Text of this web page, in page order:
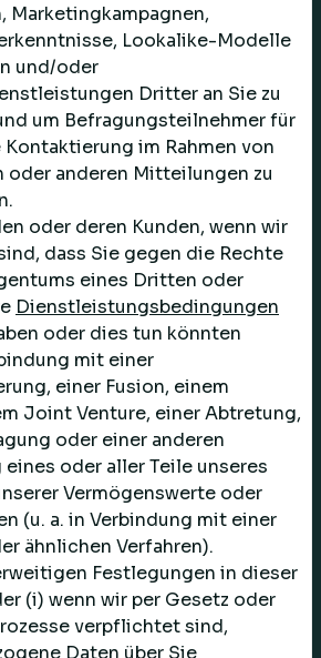
Marketingkampagnen,
Lookalike-Modelle
und/oder
Dritter an Sie zu
um Befragungsteilnehmer für
im Rahmen von
oder anderen Mitteilungen zu
oder deren Kunden, wenn wir
dass Sie gegen die Rechte
eines Dritten oder
Dienstleistungsbedingungen
oder dies tun könnten
mit einer
einer Fusion, einem
Joint Venture, einer Abtretung,
oder einer anderen
eines oder aller Teile unseres
Vermögenswerte oder
(u. a. in Verbindung mit einer
ähnlichen Verfahren).
Festlegungen in dieser
(i) wenn wir per Gesetz oder
verpflichtet sind,
Daten über Sie